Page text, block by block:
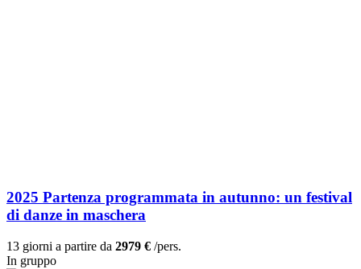
2025 Partenza programmata in autunno: un festival
di danze in maschera
13 giorni a partire da 2979 € /pers.
In gruppo